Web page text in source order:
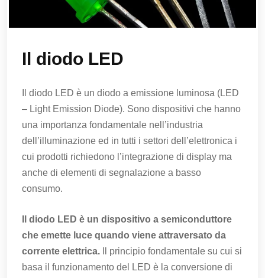
Il diodo LED
Il diodo LED è un diodo a emissione luminosa (LED
– Light Emission Diode). Sono dispositivi che hanno
una importanza fondamentale nell’industria
dell’illuminazione ed in tutti i settori dell’elettronica i
cui prodotti richiedono l’integrazione di display ma
anche di elementi di segnalazione a basso
consumo.
Il diodo LED è un dispositivo a semiconduttore
che emette luce quando viene attraversato da
corrente elettrica. Il principio fondamentale su cui si
basa il funzionamento del LED è la conversione di